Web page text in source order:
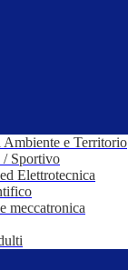
Ambiente e Territorio
/ Sportivo
Elettrotecnica
meccatronica